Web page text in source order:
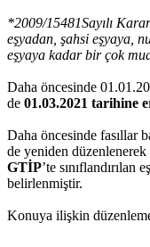
*2009/15481Sayılı
eşyadan, şahsi eşyaya,
eşyaya kadar bir çok
Daha öncesinde
de 01.03.2021 tarihine
Daha öncesinde fasıllar
de yeniden
GTİP’te sınıflandırılan
belirlenmiştir.
Konuya ilişkin